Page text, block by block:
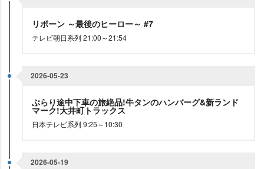
リボーン ～最後のヒーロー～ #7
テレビ朝日系列 21:00～21:54
2026-05-23
ぶらり途中下車の旅絶品!牛タンのハンバーグ&新ランド
マーク!大井町トラックス
日本テレビ系列 9:25～10:30
2026-05-19